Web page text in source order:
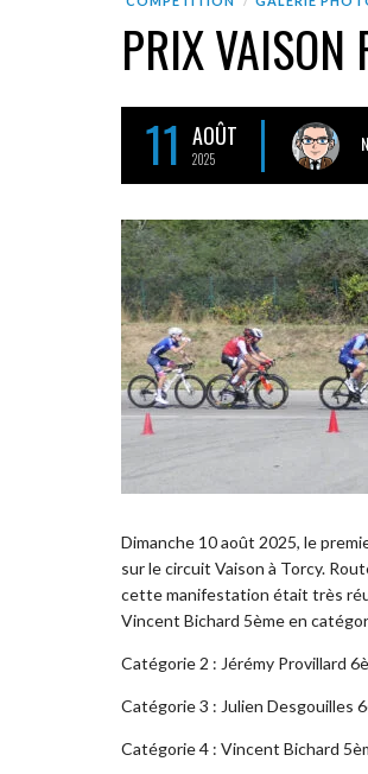
PRIX
11 AOÛT
2025
Dimanche 10 août 2025, le
sur le circuit Vaison à Torcy.
cette manifestation était très
Vincent Bichard 5ème en
Catégorie 2 : Jérémy Provillard
Catégorie 3 : Julien Desgouilles
Catégorie 4 : Vincent Bichard